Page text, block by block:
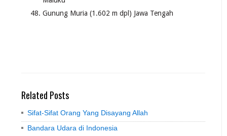
Gunung Muria (1.602 m dpl) Jawa Tengah
Related Posts
Sifat-Sifat Orang Yang Disayang Allah
Bandara Udara di Indonesia